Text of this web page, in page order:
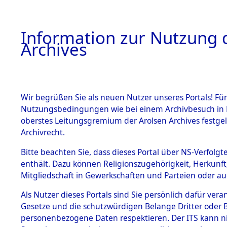
BESTÄNDE
1.
mente
5. Verschiedenes
5.3
Listen
Information zur Nutzung
Archives
Wir begrüßen Sie als neuen Nutzer unseres Portals!
Nutzungsbedingungen wie bei einem Archivbesuch
oberstes Leitungsgremium der Arolsen Archives
Archivrecht.
Bitte beachten Sie, dass dieses Portal über NS-
enthält. Dazu können Religionszugehörigkeit,
Mitgliedschaft in Gewerkschaften und Parteien oder
Als Nutzer dieses Portals sind Sie persönlich dafür
Gesetze und die schutzwürdigen Belange Dritter
personenbezogene Daten respektieren. Der ITS